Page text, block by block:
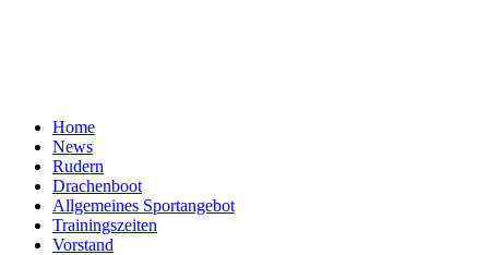
Home
News
Rudern
Drachenboot
Allgemeines Sportangebot
Trainingszeiten
Vorstand